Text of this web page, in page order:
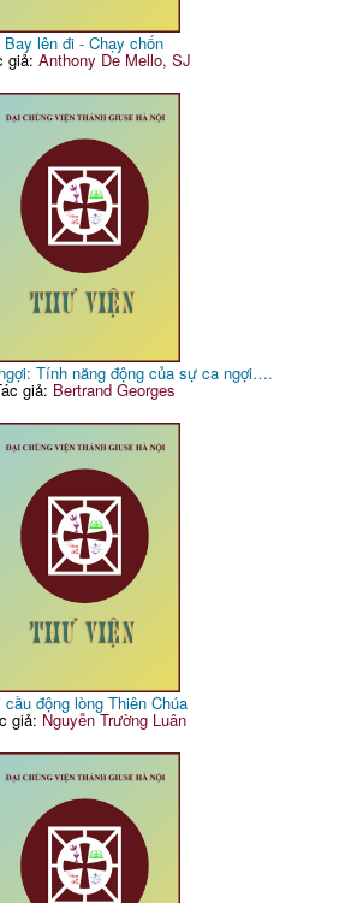
Bay lên đi - Chạy chốn
giả: Anthony De Mello, SJ
Tính năng động của sự ca ngợi….
giả: Bertrand Georges
cầu động lòng Thiên Chúa
giả: Nguyễn Trường Luân